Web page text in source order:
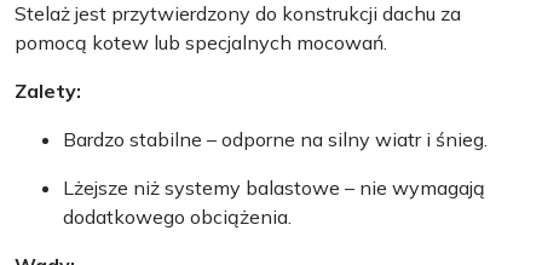
Stelaż jest przytwierdzony do konstrukcji dachu za
pomocą kotew lub specjalnych mocowań.
Zalety:
Bardzo stabilne – odporne na silny wiatr i śnieg.
Lżejsze niż systemy balastowe – nie wymagają
dodatkowego obciążenia.